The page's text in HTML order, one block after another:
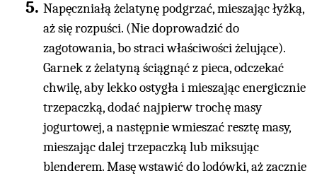
Napęczniałą żelatynę podgrzać, mieszając łyżką,
aż się rozpuści. (Nie doprowadzić do
zagotowania, bo straci właściwości żelujące).
Garnek z żelatyną ściągnąć z pieca, odczekać
chwilę, aby lekko ostygła i mieszając energicznie
trzepaczką, dodać najpierw trochę masy
jogurtowej, a następnie wmieszać resztę masy,
mieszając dalej trzepaczką lub miksując
blenderem. Masę wstawić do lodówki, aż zacznie